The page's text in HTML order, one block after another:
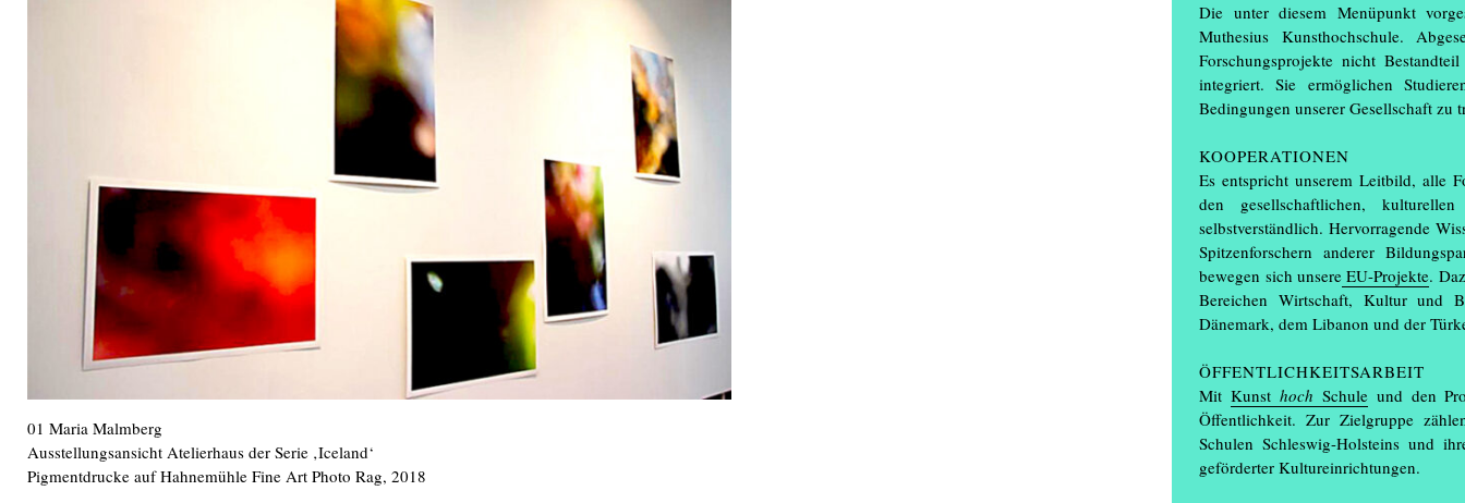
01 Maria Malmberg
Ausstellungsansicht Atelierhaus der Serie ‚Iceland‘
Pigmentdrucke auf Hahnemühle Fine Art Photo Rag, 2018
Die unter diesem Menüpunkt
Muthesius Kunsthochschule.
Forschungsprojekte nicht
integriert. Sie ermöglichen
Bedingungen unserer Gesellschaft zu
KOOPERATIONEN
Es entspricht unserem Leitbild, alle
den gesellschaftlichen,
selbstverständlich. Hervorragende
Spitzenforschern anderer
bewegen sich unsere EU-Projekte.
Bereichen Wirtschaft, Kultur und
Dänemark, dem Libanon und der
ÖFFENTLICHKEITSARBEIT
MitKunst hoch Schuleund den
Öffentlichkeit. Zur Zielgruppe
Schulen Schleswig-Holsteins und
geförderter Kultureinrichtungen.